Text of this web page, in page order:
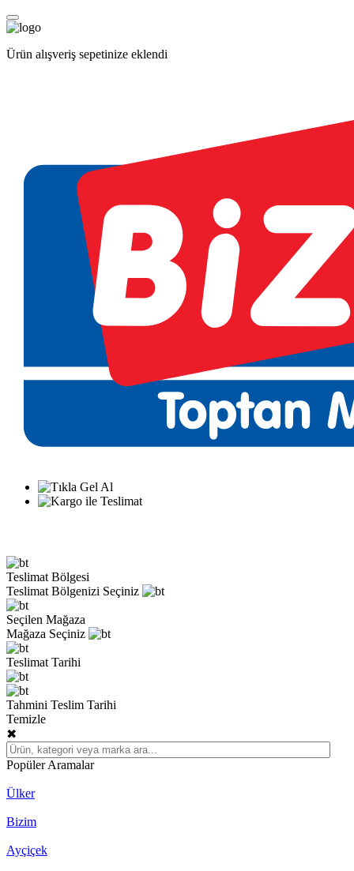
Ürün alışveriş sepetinize eklendi
Teslimat Bölgesi
Teslimat Bölgenizi Seçiniz
Seçilen Mağaza
Mağaza Seçiniz
Teslimat Tarihi
Tahmini Teslim Tarihi
Temizle
✖
Popüler Aramalar
Ülker
Bizim
Ayçiçek